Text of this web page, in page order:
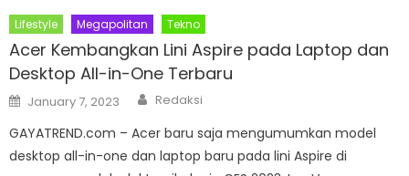
Lifestyle Megapolitan Tekno
Acer Kembangkan Lini Aspire pada Laptop dan
Desktop All-in-One Terbaru
Posted
on
January 7, 2023 Author
Redaksi
GAYATREND.com – Acer baru saja mengumumkan model
desktop all-in-one dan laptop baru pada lini Aspire di